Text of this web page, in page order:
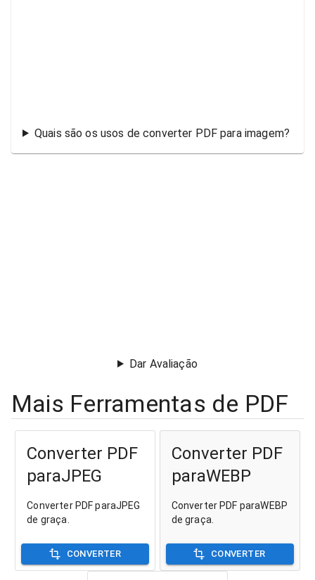
Quais são os usos de converter PDF para imagem?
Dar Avaliação
Mais Ferramentas de PDF
Converter PDF
paraJPEG
Converter PDF paraJPEG
de graça.
CONVERTER
Converter PDF
paraWEBP
Converter PDF paraWEBP
de graça.
CONVERTER